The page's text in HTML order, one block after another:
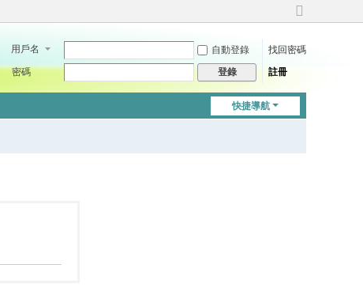
切
到
用戶名 自動登錄
找回密碼
密碼
登錄 註冊
快捷導航